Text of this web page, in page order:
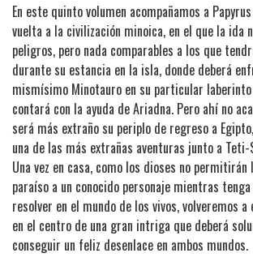
En este quinto volumen acompañamos a
vuelta a la civilización minoica, en el que la ida
peligros, pero nada comparables a los que
durante su estancia en la isla, donde deberá
mismísimo Minotauro en su particular
contará con la ayuda de Ariadna. Pero ahí no
será más extraño su periplo de regreso a
una de las más extrañas aventuras junto a
Una vez en casa, como los dioses no
paraíso a un conocido personaje mientras
resolver en el mundo de los vivos, volveremos
en el centro de una gran intriga que deberá
conseguir un feliz desenlace en ambos mundos.